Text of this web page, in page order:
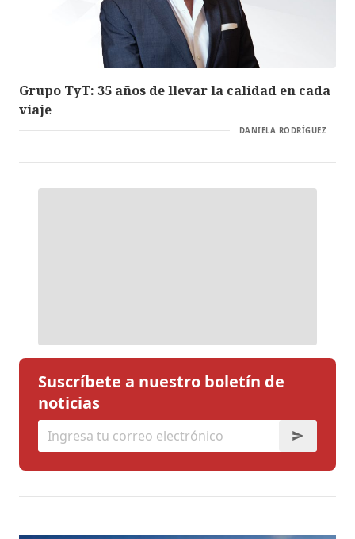
Grupo TyT: 35 años de llevar la calidad en cada
viaje
DANIELA RODRÍGUEZ
Suscríbete a nuestro boletín de
noticias